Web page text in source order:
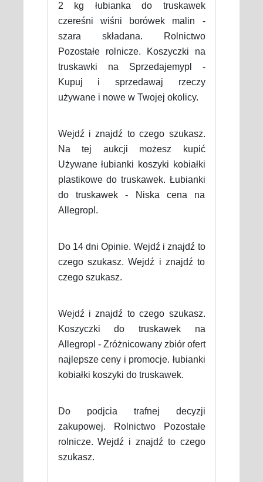
2 kg łubianka do truskawek
czereśni wiśni borówek malin -
szara składana. Rolnictwo
Pozostałe rolnicze. Koszyczki na
truskawki na Sprzedajemypl -
Kupuj i sprzedawaj rzeczy
używane i nowe w Twojej okolicy.
Wejdź i znajdź to czego szukasz.
Na tej aukcji możesz kupić
Używane łubianki koszyki kobiałki
plastikowe do truskawek. Łubianki
do truskawek - Niska cena na
Allegropl.
Do 14 dni Opinie. Wejdź i znajdź to
czego szukasz. Wejdź i znajdź to
czego szukasz.
Wejdź i znajdź to czego szukasz.
Koszyczki do truskawek na
Allegropl - Zróżnicowany zbiór ofert
najlepsze ceny i promocje. łubianki
kobiałki koszyki do truskawek.
Do podjcia trafnej decyzji
zakupowej. Rolnictwo Pozostałe
rolnicze. Wejdź i znajdź to czego
szukasz.